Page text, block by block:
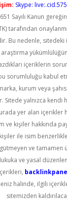
Skype:
Sayılı Kanun
tarafından
Bu nedenle,
içeriklerin
sorumluluğu kabul
kurum veya
Sitede yalnızca kendi
yer alan içerikler
ve kişiler hakkında
ile isim
ve tamamen
ve yasal
halinde, ilgili
sitemizden